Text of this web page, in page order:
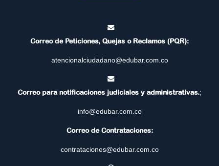
Correo de Peticiones, Quejas o Reclamos (PQR):
atencionalciudadano@edubar.com.co
Correo para notificaciones judiciales y administrativas.;
info@edubar.com.co
Correo de Contrataciones:
contrataciones@edubar.com.co